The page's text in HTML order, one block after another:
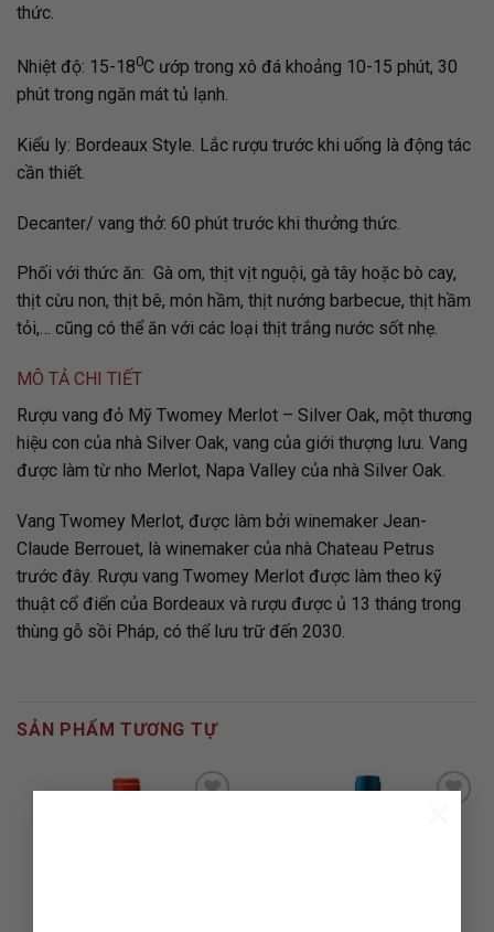
thức.
Nhiệt độ: 15-180C ướp trong xô đá khoảng 10-15 phút, 30
phút trong ngăn mát tủ lạnh.
Kiểu ly: Bordeaux Style. Lắc rượu trước khi uống là động tác
cần thiết.
Decanter/ vang thở: 60 phút trước khi thưởng thức.
Phối với thức ăn: Gà om, thịt vịt nguội, gà tây hoặc bò cay,
thịt cừu non, thịt bê, món hầm, thịt nướng barbecue, thịt hầm
tỏi,… cũng có thể ăn với các loại thịt trắng nước sốt nhẹ.
MÔ TẢ CHI TIẾT
Rượu vang đỏ Mỹ Twomey Merlot – Silver Oak, một thương
hiệu con của nhà Silver Oak, vang của giới thượng lưu. Vang
được làm từ nho Merlot, Napa Valley của nhà Silver Oak.
Vang Twomey Merlot, được làm bởi winemaker Jean-
Claude Berrouet, là winemaker của nhà Chateau Petrus
trước đây. Rượu vang Twomey Merlot được làm theo kỹ
thuật cổ điển của Bordeaux và rượu được ủ 13 tháng trong
thùng gỗ sồi Pháp, có thể lưu trữ đến 2030.
SẢN PHẨM TƯƠNG TỰ